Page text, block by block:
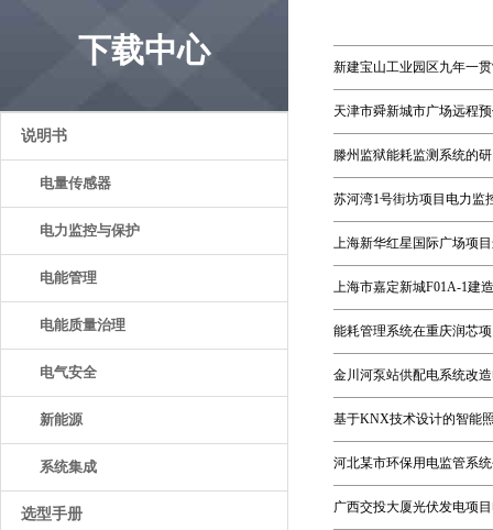
下载中心
说明书
电量传感器
电力监控与保护
电能管理
电能质量治理
电气安全
新能源
系统集成
选型手册
新建宝山工业园区九年一
天津市舜新城市广场远程
滕州监狱能耗监测系统的
苏河湾1号街坊项目电力监
上海新华红星国际广场项
上海市嘉定新城F01A-1建
能耗管理系统在重庆润芯
金川河泵站供配电系统改
基于KNX技术设计的智能
河北某市环保用电监管系
广西交投大厦光伏发电项